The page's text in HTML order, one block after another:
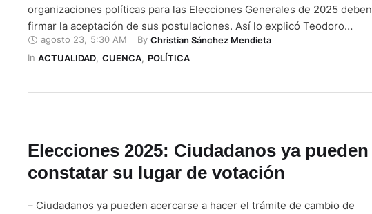
organizaciones políticas para las Elecciones Generales de 2025 deben
firmar la aceptación de sus postulaciones. Así lo explicó Teodoro
Maldonado, director de la Delegación del Consejo Nacional Electoral
(CNE) en Azuay, quien aclaró que, en caso de que un precandidato no
agosto 23, 5:30 AM By Christian Sánchez Mendieta
In ACTUALIDAD, CUENCA, POLÍTICA
Elecciones 2025: Ciudadanos ya pueden
constatar su lugar de votación
– Ciudadanos ya pueden acercarse a hacer el trámite de cambio de